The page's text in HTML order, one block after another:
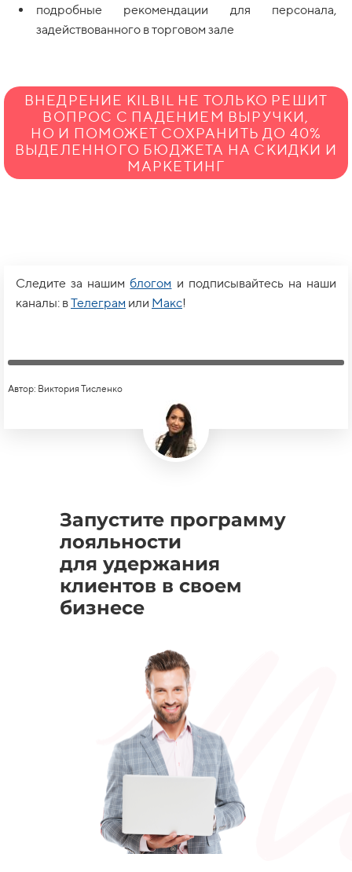
подробные рекомендации для персонала,
задействованного в торговом зале
ВНЕДРЕНИЕ KILBIL НЕ ТОЛЬКО РЕШИТ
ВОПРОС С ПАДЕНИЕМ ВЫРУЧКИ,
НО И ПОМОЖЕТ СОХРАНИТЬ ДО 40%
ВЫДЕЛЕННОГО БЮДЖЕТА НА СКИДКИ И
МАРКЕТИНГ
Следите за нашимблогом и подписывайтесь на наши
каналы: вТелеграм или Макс!
Автор: Виктория Тисленко
Запустите программу
лояльности
для удержания
клиентов в своем
бизнесе